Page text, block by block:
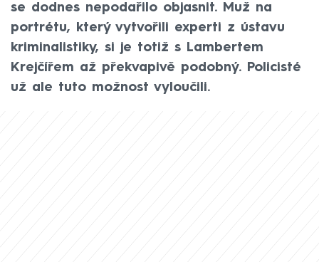
se dodnes nepodařilo objasnit. Muž na
portrétu, který vytvořili experti z ústavu
kriminalistiky, si je totiž s Lambertem
Krejčířem až překvapivě podobný. Policisté
už ale tuto možnost vyloučili.